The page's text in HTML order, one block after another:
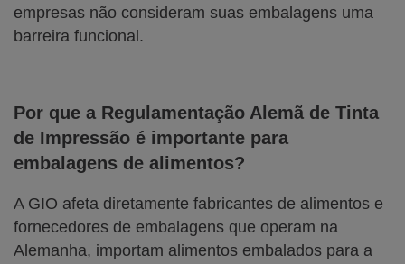
empresas não consideram suas embalagens uma
barreira funcional.
Por que a Regulamentação Alemã de Tinta
de Impressão é importante para
embalagens de alimentos?
A GIO afeta diretamente fabricantes de alimentos e
fornecedores de embalagens que operam na
Alemanha, importam alimentos embalados para a